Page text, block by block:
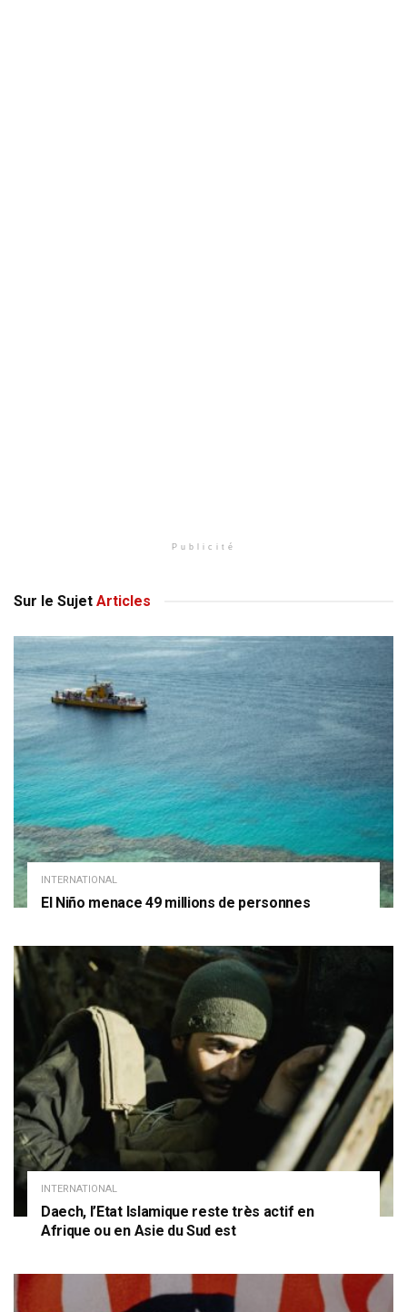
Publicité
Sur le Sujet Articles
INTERNATIONAL
El Niño menace 49 millions de personnes
INTERNATIONAL
Daech, l’Etat Islamique reste très actif en
Afrique ou en Asie du Sud est